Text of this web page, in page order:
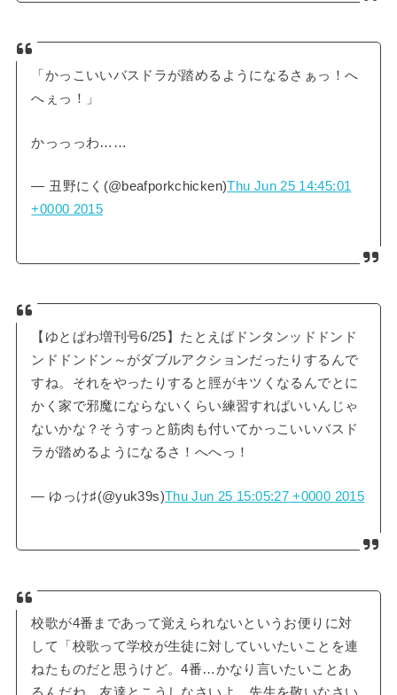
「かっこいいバスドラが踏めるようになるさぁっ！へ
へぇっ！」
かっっっわ……
— 丑野にく(@beafporkchicken)Thu Jun 25 14:45:01
+0000 2015
【ゆとぱわ増刊号6/25】たとえばドンタンッドドンド
ンドドンドン～がダブルアクションだったりするんで
すね。それをやったりすると脛がキツくなるんでとに
かく家で邪魔にならないくらい練習すればいいんじゃ
ないかな？そうすっと筋肉も付いてかっこいいバスド
ラが踏めるようになるさ！へへっ！
— ゆっけ♯(@yuk39s)Thu Jun 25 15:05:27 +0000 2015
校歌が4番まであって覚えられないというお便りに対
して「校歌って学校が生徒に対していいたいことを連
ねたものだと思うけど。4番…かなり言いたいことあ